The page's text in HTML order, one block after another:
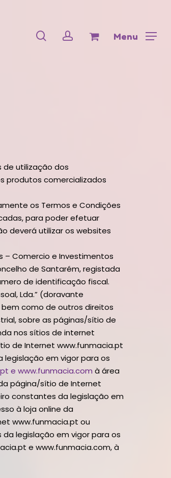
searchaccountMenu
utilização dos
produtos comercializados
os Termos e Condições
para poder efetuar
deverá utilizar os websites
– Comercio e Investimentos
de Santarém, registada
de identificação fiscal.
Lda.” (doravante
como de outros direitos
sobre as páginas/sítio de
nos sítios de internet
de Internet www.funmacia.pt
em vigor para os
e www.funmacia.com à área
página/sítio de Internet
constantes da legislação em
à loja online da
www.funmacia.pt ou
legislação em vigor para os
e www.funmacia.com, à